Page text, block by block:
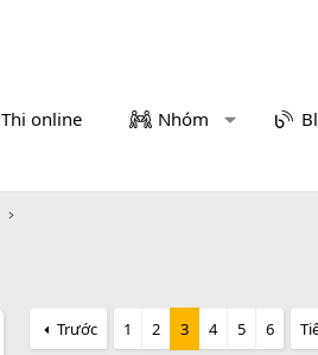
Thi online Nhóm
Trước 1 2 3 4 5 6